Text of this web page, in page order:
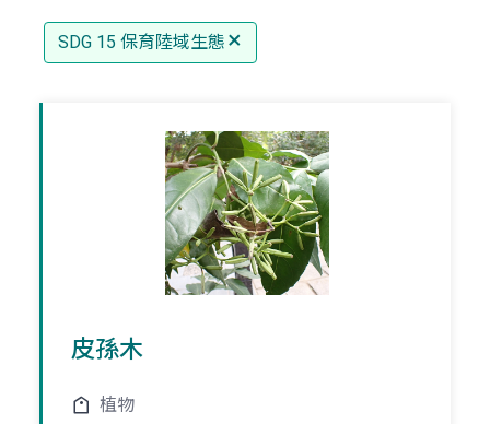
SDG 15 保育陸域生態
皮孫木
植物